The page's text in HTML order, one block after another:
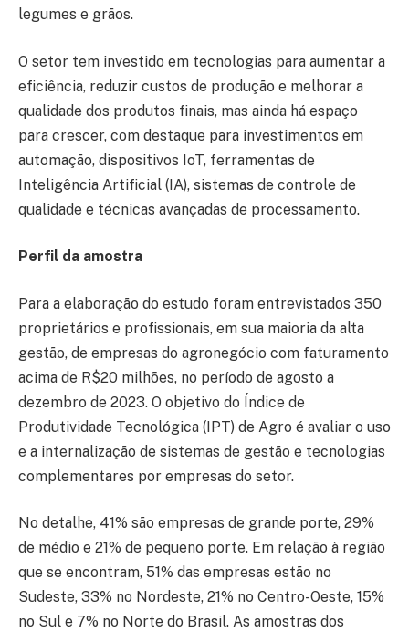
legumes e grãos.
O setor tem investido em tecnologias para aumentar a
eficiência, reduzir custos de produção e melhorar a
qualidade dos produtos finais, mas ainda há espaço
para crescer, com destaque para investimentos em
automação, dispositivos IoT, ferramentas de
Inteligência Artificial (IA), sistemas de controle de
qualidade e técnicas avançadas de processamento.
Perfil da amostra
Para a elaboração do estudo foram entrevistados 350
proprietários e profissionais, em sua maioria da alta
gestão, de empresas do agronegócio com faturamento
acima de R$20 milhões, no período de agosto a
dezembro de 2023. O objetivo do Índice de
Produtividade Tecnológica (IPT) de Agro é avaliar o uso
e a internalização de sistemas de gestão e tecnologias
complementares por empresas do setor.
No detalhe, 41% são empresas de grande porte, 29%
de médio e 21% de pequeno porte. Em relação à região
que se encontram, 51% das empresas estão no
Sudeste, 33% no Nordeste, 21% no Centro-Oeste, 15%
no Sul e 7% no Norte do Brasil. As amostras dos